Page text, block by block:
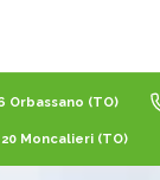
Orbassano (TO)
Moncalieri (TO)